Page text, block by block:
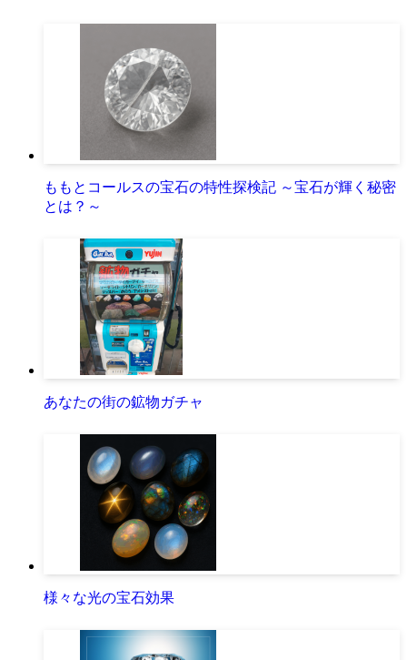
ももとコールスの宝石の特性探検記 ～宝石が輝く秘密
とは？～
あなたの街の鉱物ガチャ
様々な光の宝石効果